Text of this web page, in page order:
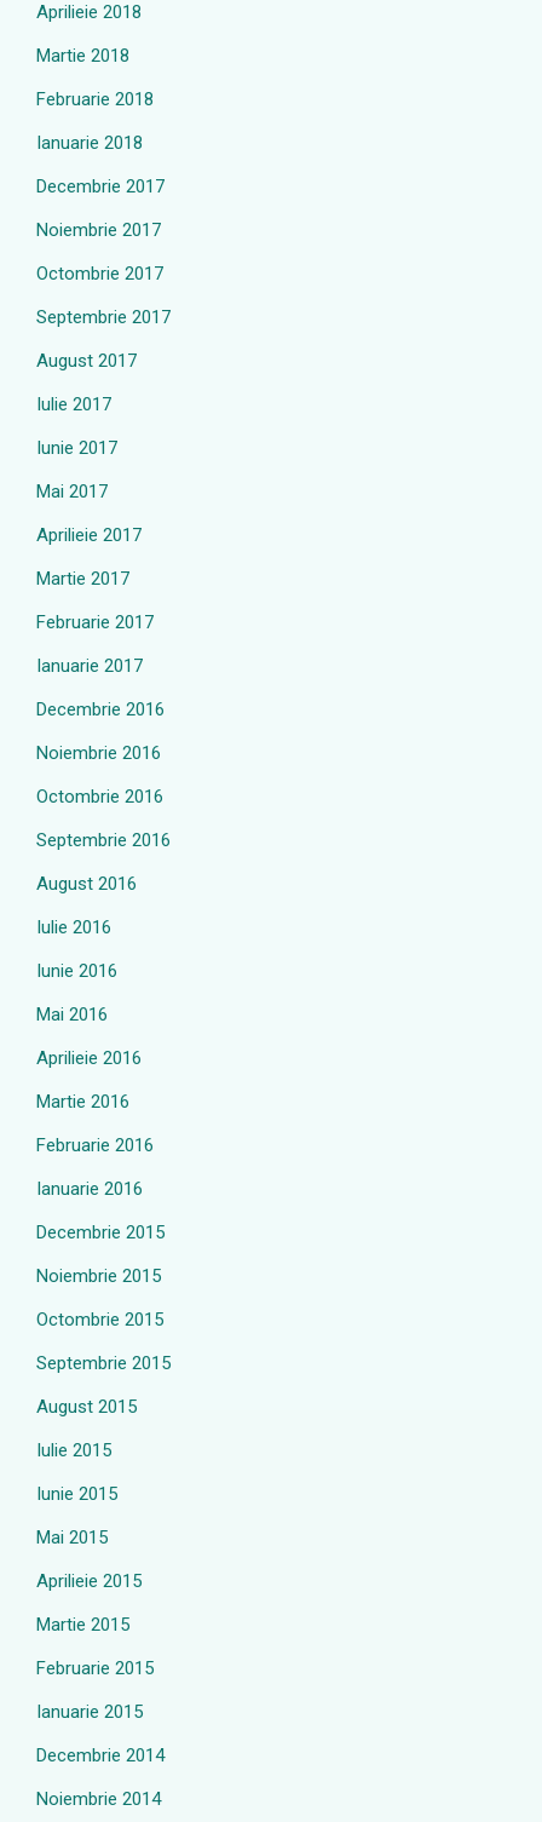
Aprilieie 2018
Martie 2018
Februarie 2018
Ianuarie 2018
Decembrie 2017
Noiembrie 2017
Octombrie 2017
Septembrie 2017
August 2017
Iulie 2017
Iunie 2017
Mai 2017
Aprilieie 2017
Martie 2017
Februarie 2017
Ianuarie 2017
Decembrie 2016
Noiembrie 2016
Octombrie 2016
Septembrie 2016
August 2016
Iulie 2016
Iunie 2016
Mai 2016
Aprilieie 2016
Martie 2016
Februarie 2016
Ianuarie 2016
Decembrie 2015
Noiembrie 2015
Octombrie 2015
Septembrie 2015
August 2015
Iulie 2015
Iunie 2015
Mai 2015
Aprilieie 2015
Martie 2015
Februarie 2015
Ianuarie 2015
Decembrie 2014
Noiembrie 2014